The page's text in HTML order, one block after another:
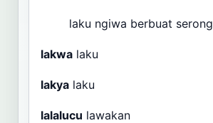
laku ngiwa berbuat serong
lakwa laku
lakya laku
lalalucu lawakan